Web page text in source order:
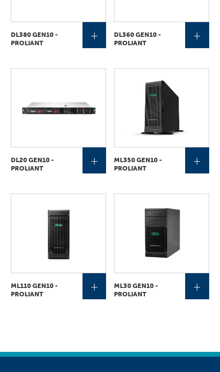
DL380 GEN10 -
PROLIANT
+
DL360 GEN10 -
PROLIANT
+
DL20 GEN10 -
PROLIANT
+
ML350 GEN10 -
PROLIANT
+
ML110 GEN10 -
PROLIANT
+
ML30 GEN10 -
PROLIANT
+